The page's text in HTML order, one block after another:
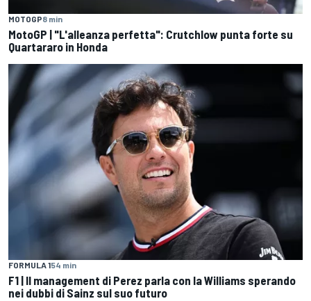
MOTOGP8 min
MotoGP | "L'alleanza perfetta": Crutchlow punta forte su
Quartararo in Honda
FORMULA 154 min
F1 | Il management di Perez parla con la Williams sperando
nei dubbi di Sainz sul suo futuro